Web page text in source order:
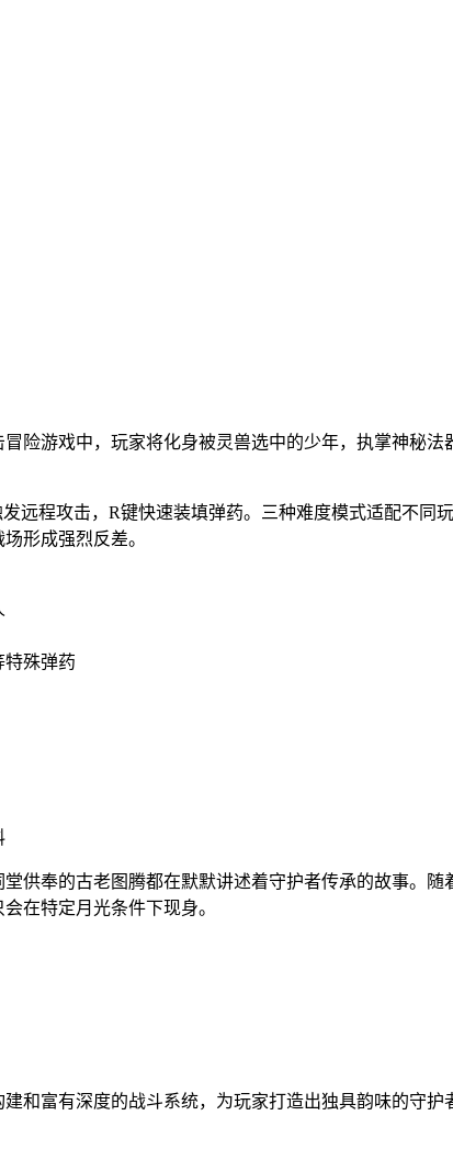
险游戏中，玩家将化身被灵兽选中的少年，执掌神秘
远程攻击，R键快速装填弹药。三种难度模式适配不同
形成强烈反差。
特殊弹药
供奉的古老图腾都在默默讲述着守护者传承的故事。
在特定月光条件下现身。
和富有深度的战斗系统，为玩家打造出独具韵味的守